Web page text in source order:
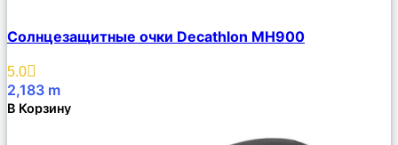
Описание
Избранное
Солнцезащитные очки Decathlon MH900
5.0
2,183 m
В Корзину